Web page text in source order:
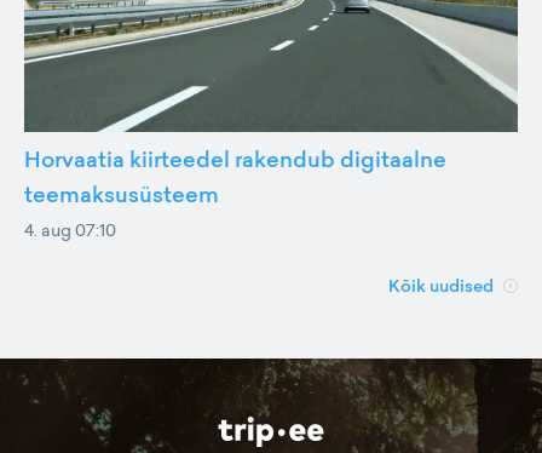
Horvaatia kiirteedel rakendub digitaalne
teemaksusüsteem
4. aug 07:10
Kõik uudised